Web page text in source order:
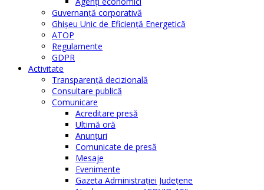
Guvernanță corporativă
Ghişeu Unic de Eficienţă Energetică
ATOP
Regulamente
GDPR
Activitate
Transparenţă decizională
Consultare publică
Comunicare
Acreditare presă
Ultimă oră
Anunţuri
Comunicate de presă
Mesaje
Evenimente
Gazeta Administraţiei Judeţene